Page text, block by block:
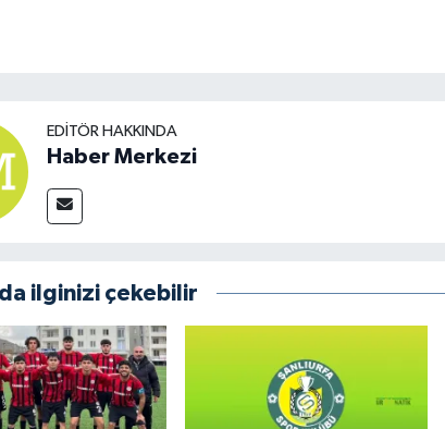
EDITÖR HAKKINDA
Haber Merkezi
ilginizi çekebilir